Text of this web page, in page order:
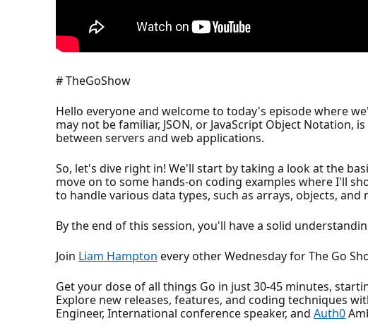
# TheGoShow
Hello everyone and welcome to today's episode where
may not be familiar, JSON, or JavaScript Object
between servers and web applications.
So, let's dive right in! We'll start by taking a look at the
move on to some hands-on coding examples where I'll
to handle various data types, such as arrays, objects,
By the end of this session, you'll have a solid
Join Liam Hampton every other Wednesday for The Go
Get your dose of all things Go in just 30-45 minutes,
Explore new releases, features, and coding techniques
Engineer, International conference speaker, andAuth0